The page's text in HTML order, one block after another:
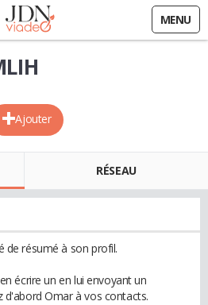
MENU
Ajouter
RÉSEAU
de résumé à son profil.
écrire un en lui envoyant un
d'abord Omar à vos contacts.